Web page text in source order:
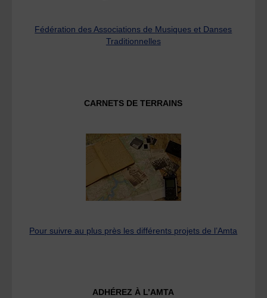
Fédération des Associations de Musiques et Danses
Traditionnelles
CARNETS DE TERRAINS
Pour suivre au plus près les différents projets de l’Amta
ADHÉREZ À L’AMTA